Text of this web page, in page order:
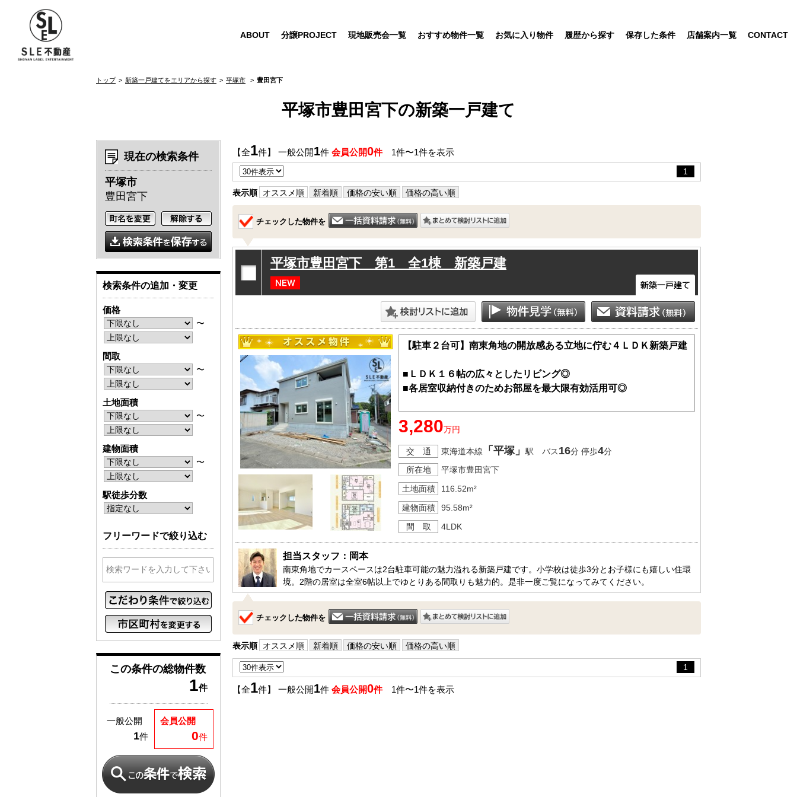
ABOUT 分譲PROJECT 現地販売会一覧 おすすめ物件一覧 お気に入り物件 履歴から探す 保存した条件 店舗案内一覧 CONTACT
トップ 新築一戸建てをエリアから探す 平塚市 豊田宮下
平塚市豊田宮下の新築一戸建て
【全1件】 一般公開1件 会員公開0件1件〜1件を表示
1
表示順 オススメ順 新着順 価格の安い順 価格の高い順
チェックした物件を
平塚市豊田宮下 第1 全1棟 新築戸建
【駐車２台可】南東角地の開放感ある立地に佇む４ＬＤＫ新築戸建
■ＬＤＫ１６帖の広々としたリビング◎
■各居室収納付きのためお部屋を最大限有効活用可◎
・和の趣をもたらす畳のお部屋
□■ＳＣＨＯＯＬ ＩＮＦＯ■□
豊田小学校まで徒歩約３分
大野中学校まで徒歩約１９分
□■ＳＬＥ不動産■□
住宅ローンがご心配の方は、実績のある弊社へお任せください。
その他、相続や不動産に関することはワンストップで対応致しま
す。
※メールの場合：【資料請求】ボタンをクリックでお問い合わせく
ださい。
3,280万円
交 通 東海道本線 「平塚」 駅 バス16分 停歩4分
所在地
平塚市豊田宮下
土地面積
116.52m²
建物面積
95.58m²
間 取
4LDK
担当スタッフ：岡本
南東角地でカースペースは2台駐車可能の魅力溢れる新築戸建です。小学校は徒歩3分とお子様にも嬉しい住環
境。2階の居室は全室6帖以上でゆとりある間取りも魅力的。是非一度ご覧になってみてください。
チェックした物件を
表示順 オススメ順 新着順 価格の安い順 価格の高い順
1
【全1件】 一般公開1件 会員公開0件1件〜1件を表示
現在の検索条件
平塚市
豊田宮下
検索条件の追加・変更
価格
〜
間取
〜
土地面積
〜
建物面積
〜
駅徒歩分数
フリーワードで絞り込む
この条件の総物件数
1件
会員公開
0件
一般公開
1件